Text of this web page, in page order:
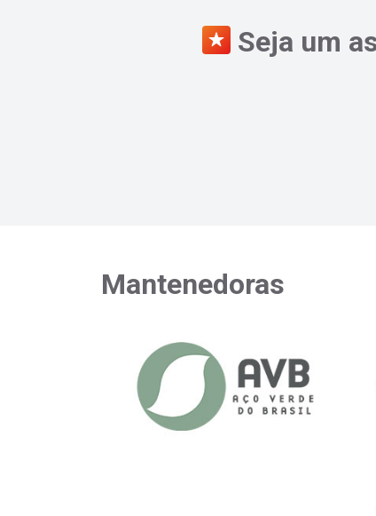
Seja um
Mantenedoras